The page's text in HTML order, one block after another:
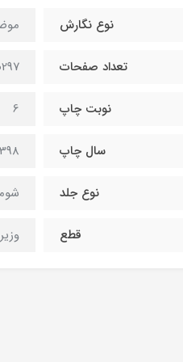
نوع نگارش
تعداد صفحات 297صفحه
نوبت چاپ 6
سال چاپ
نوع جلد
قطع